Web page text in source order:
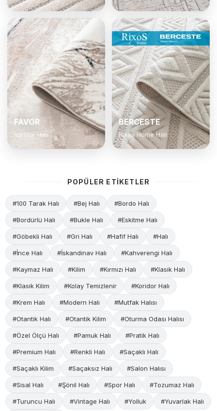
FAVOR
Koridor Halı
BERCESTE
Rixos Home Halı
POPÜLER ETİKETLER
#100 Tarak Halı #Bej Halı #Bordo Halı
#Bordürlü Halı #Bukle Halı #Eskitme Halı
#Göbekli Halı #Gri Halı #Hafif Halı #Halı
#İnce Halı #İskandinav Halı #Kahverengi Halı
#Kaymaz Halı #Kilim #Kırmızı Halı #Klasik Halı
#Klasik Kilim #Kolay Temizlenir #Koridor Halı
#Krem Halı #Modern Halı #Mutfak Halısı
#Otantik Halı #Otantik Kilim #Oturma Odası Halısı
#Özel Ölçü Halı #Pamuk Halı #Pratik Halı
#Premium Halı #Renkli Halı #Saçaklı Halı
#Saçaklı Kilim #Saçaksız Halı #Salon Halısı
#Sisal Halı #Şönil Halı #Spor Halı #Tozumaz Halı
#Turuncu Halı #Vintage Halı #Yolluk #Yuvarlak Halı